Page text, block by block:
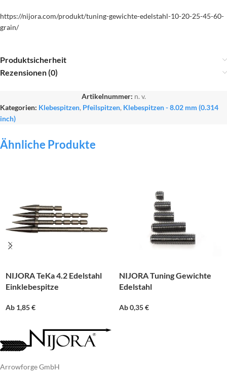
https://nijora.com/produkt/tuning-gewichte-edelstahl-10-20-25-45-60-
grain/
Produktsicherheit
Rezensionen (0)
Artikelnummer: n. v.
Kategorien: Klebespitzen, Pfeilspitzen, Klebespitzen - 8.02 mm (0.314
inch)
Ähnliche Produkte
NIJORA TeKa 4.2 Edelstahl
Einklebespitze
Ab 1,85€
NIJORA Tuning Gewichte
Edelstahl
Ab0,35€
Arrowforge GmbH